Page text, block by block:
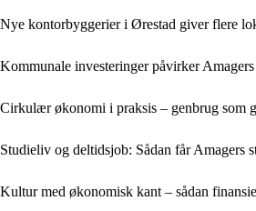
Nye kontorbyggerier i Ørestad giver flere
Kommunale investeringer påvirker
Cirkulær økonomi i praksis – genbrug som
Studieliv og deltidsjob: Sådan får Amagers
Kultur med økonomisk kant – sådan